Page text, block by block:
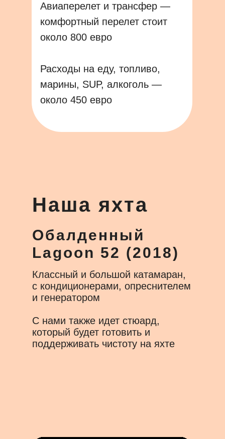
Я согласен на обработкуперсональных
Подписаться
Говорят, читать нашу рассылку
- это хорошая морская практика!
Авиаперелет и трансфер —
комфортный перелет стоит
около 800 евро
Расходы на еду, топливо,
марины, SUP, алкоголь —
около 450 евро
Наша яхта
Обалденный
Lagoon 52 (2018)
Классный и большой катамаран,
с кондиционерами, опреснителем
и генератором
С нами также идет стюард,
который будет готовить и
поддерживать чистоту на яхте